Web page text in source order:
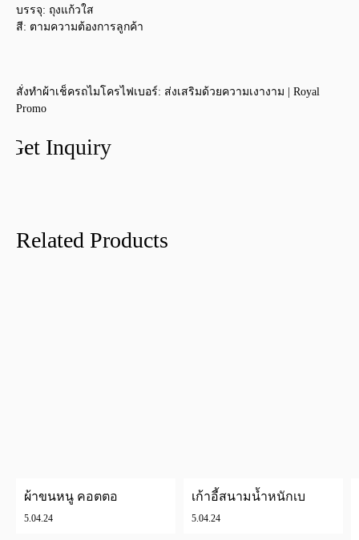
บรรจุ: ถุงแก้วใส
สี: ตามความต้องการลูกค้า
สั่งทำผ้าเช็ครถไมโครไฟเบอร์: ส่งเสริมด้วยความเงางาม | Royal
Promo
Get Inquiry
Related Products
5.04.24
ผ้าขนหนู คอตตอน
5.04.24
เก้าอี้สนามน้ำหนักเบา